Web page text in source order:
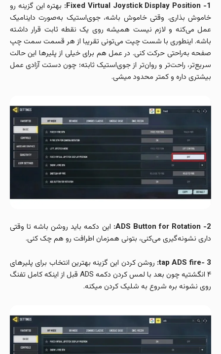
1- Fixed Virtual Joystick Display Position:
بهتره این گزینه رو
خاموش بذاری. وقتی خاموش باشه، جوی‌استیک به‌صورت داینامیک
عمل می‌کنه و لازم نیست همیشه روی یک نقطه ثابت قرار داشته
باشه. اینطوری با شست چپت می‌تونی تقریبا از هر قسمت سمت چپ
صفحه به‌راحتی حرکت کنی. در عمل هم برای خیلی از پلیرها این حالت
سریع‌تر، راحت‌تر و روان‌تر از جوی‌استیک ثابته؛ چون دستت آزادی عمل
بیشتری داره و کمتر محدود میشی.
2- ADS Button for Rotation:
این دکمه باید روشن باشه تا وقتی
داری نشونه‌گیری می‌کنی، بتونی همزمان اطرافت رو هم چک کنی.
3 -tap ADS fire:
روشن کردن این گزینه بهترین انتخاب برای پلیرهای
۴ انگشتیه چون بعد با لمس کردن دکمه ADS قبل از اینکه کامل تفنگ
روی نشونه بره شروع به شلیک کردن میکنه.